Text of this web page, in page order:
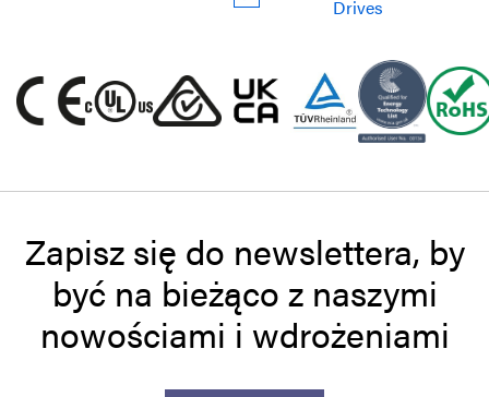
Drives
Zapisz się do newslettera, by
być na bieżąco z naszymi
nowościami i wdrożeniami